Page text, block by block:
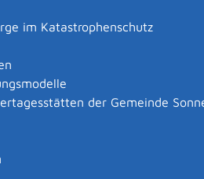
im Katastrophenschutz
der Gemeinde
Sonnenbühl